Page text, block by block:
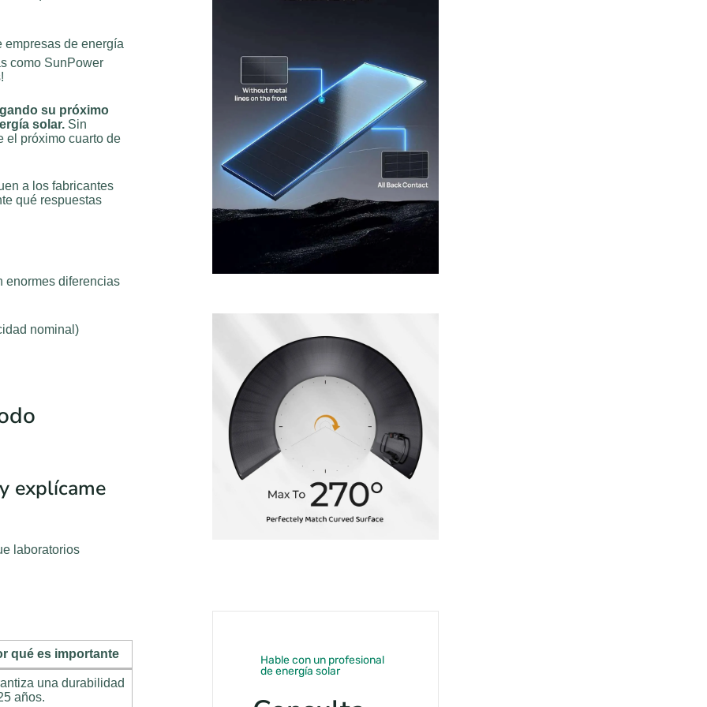
de energía
como SunPower
su próximo
solar. Sin
el próximo cuarto de
a los fabricantes
qué respuestas
enormes diferencias
nominal)
explícame
laboratorios
qué es importante
una durabilidad
años.
Hable con un profesional
de energía solar